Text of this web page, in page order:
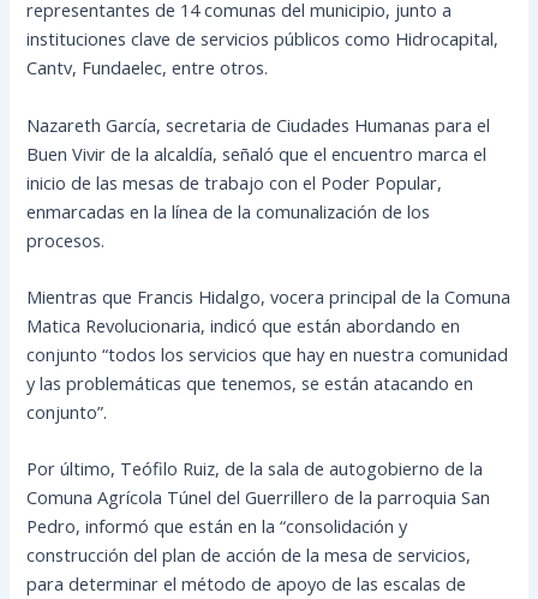
representantes de 14 comunas del municipio, junto a
instituciones clave de servicios públicos como Hidrocapital,
Cantv, Fundaelec, entre otros.
Nazareth García, secretaria de Ciudades Humanas para el
Buen Vivir de la alcaldía, señaló que el encuentro marca el
inicio de las mesas de trabajo con el Poder Popular,
enmarcadas en la línea de la comunalización de los
procesos.
Mientras que Francis Hidalgo, vocera principal de la Comuna
Matica Revolucionaria, indicó que están abordando en
conjunto “todos los servicios que hay en nuestra comunidad
y las problemáticas que tenemos, se están atacando en
conjunto”.
Por último, Teófilo Ruiz, de la sala de autogobierno de la
Comuna Agrícola Túnel del Guerrillero de la parroquia San
Pedro, informó que están en la “consolidación y
construcción del plan de acción de la mesa de servicios,
para determinar el método de apoyo de las escalas de